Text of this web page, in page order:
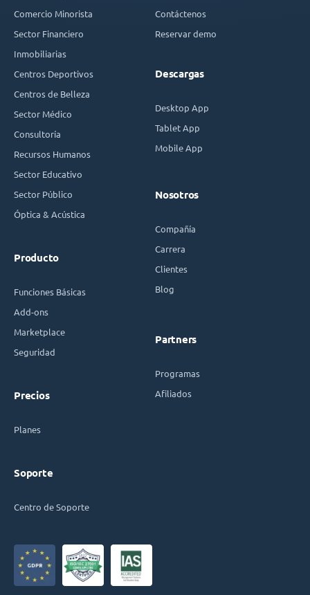
Comercio Minorista
Sector Financiero
Inmobiliarias
Centros Deportivos
Centros de Belleza
Sector Médico
Consultoría
Recursos Humanos
Sector Educativo
Sector Público
Óptica & Acústica
Producto
Funciones Básicas
Add-ons
Marketplace
Seguridad
Precios
Planes
Soporte
Centro de Soporte
Contáctenos
Reservar demo
Descargas
Desktop App
Tablet App
Mobile App
Nosotros
Compañía
Carrera
Clientes
Blog
Partners
Programas
Afiliados